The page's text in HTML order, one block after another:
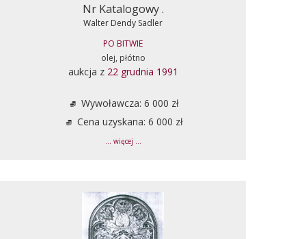
Nr Katalogowy .
Walter Dendy Sadler
PO BITWIE
olej, płótno
aukcja z 22 grudnia 1991
Wywoławcza: 6 000 zł
Cena uzyskana: 6 000 zł
... więcej ...